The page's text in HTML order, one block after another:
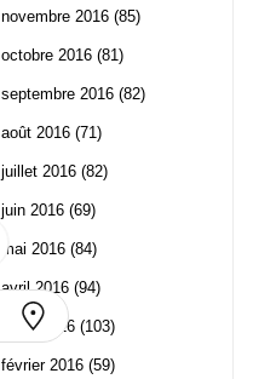
novembre 2016 (85)
octobre 2016 (81)
septembre 2016 (82)
août 2016 (71)
juillet 2016 (82)
juin 2016 (69)
mai 2016 (84)
avril 2016 (94)
mars 2016 (103)
février 2016 (59)